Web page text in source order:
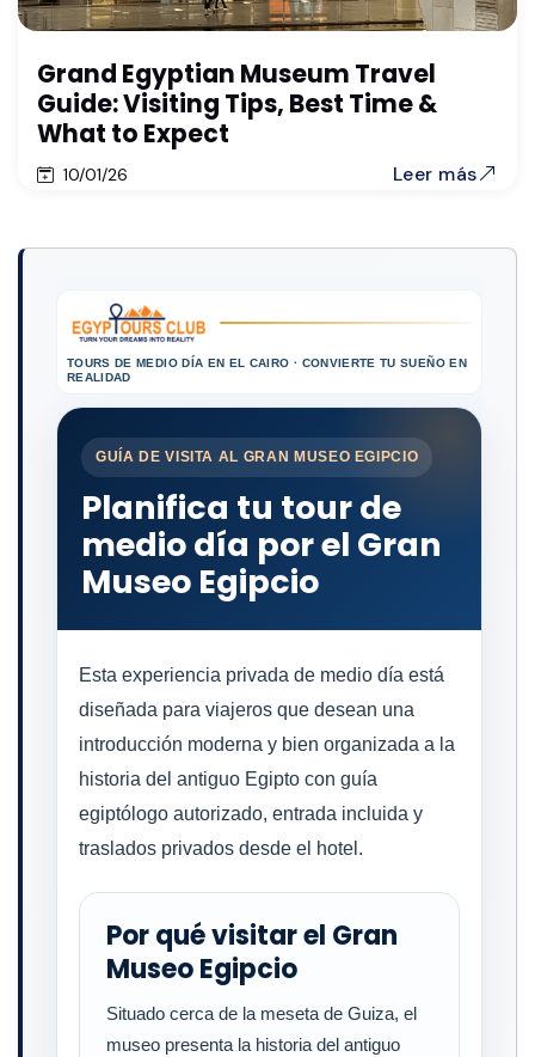
Grand Egyptian Museum Travel
Guide: Visiting Tips, Best Time &
What to Expect
10/01/26 Leer más
TOURS DE MEDIO DÍA EN EL CAIRO · CONVIERTE TU SUEÑO EN
REALIDAD
GUÍA DE VISITA AL GRAN MUSEO EGIPCIO
Planifica tu tour de
medio día por el Gran
Museo Egipcio
Esta experiencia privada de medio día está
diseñada para viajeros que desean una
introducción moderna y bien organizada a la
historia del antiguo Egipto con guía
egiptólogo autorizado, entrada incluida y
traslados privados desde el hotel.
Por qué visitar el Gran
Museo Egipcio
Situado cerca de la meseta de Guiza, el
museo presenta la historia del antiguo